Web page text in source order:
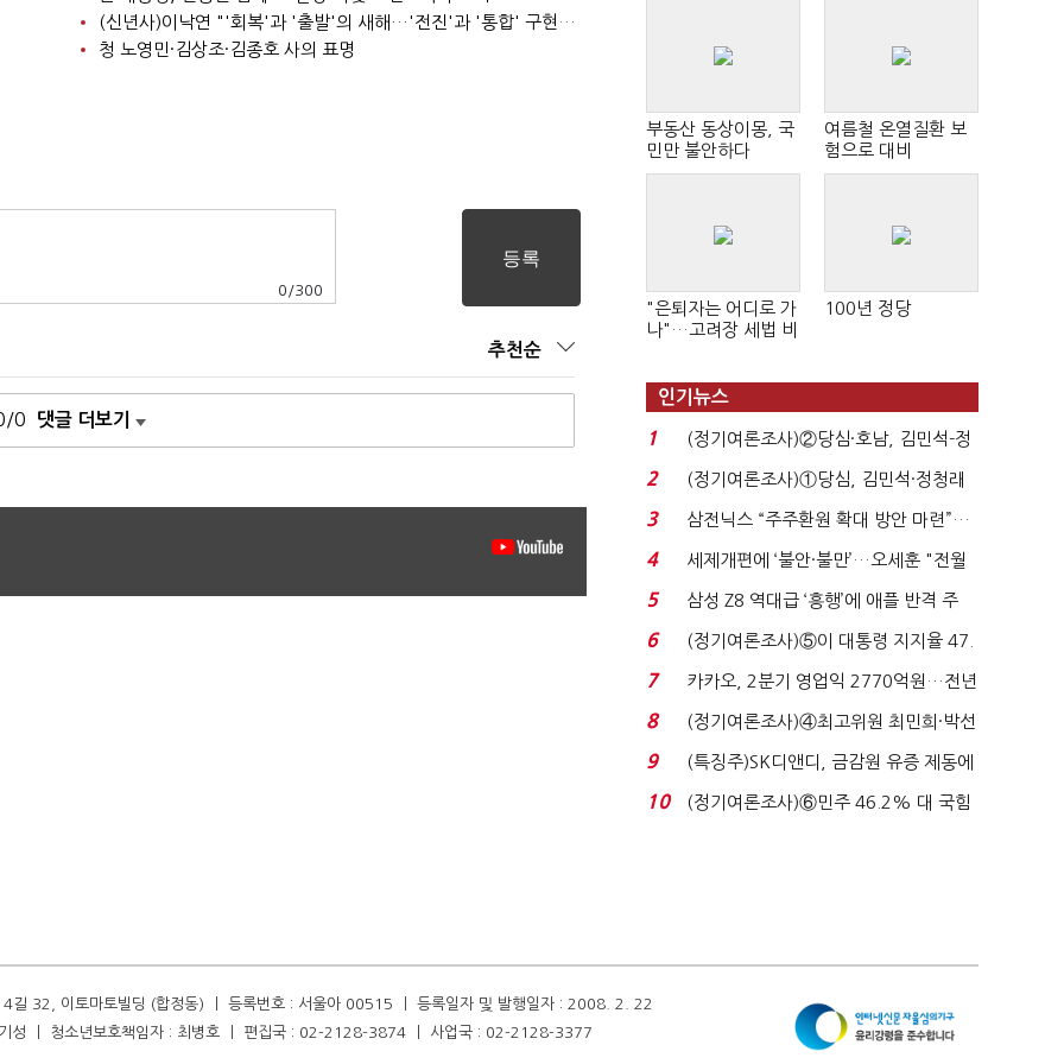
(신년사)이낙연 "'회복'과 '출발'의 새해…'전진'과 '통합' 구현할 것"
청 노영민·김상조·김종호 사의 표명
0 /300
추천순
0 댓글 더보기
부동산 동상이몽, 국
민만 불안하다
여름철 온열질환 보
험으로 대비
"은퇴자는 어디로 가
나"…고려장 세법 비
100년 정당
인기뉴스
1
(정기여론조사)②당심·호남, 김민석-정
청래 '초접전'...
2
(정기여론조사)①당심, 김민석·정청래
'초접전'…대통령 ...
3
삼전닉스 “주주환원 확대 방안 마련”…
로이터에 성명...
4
세제개편에 ‘불안·불만’…오세훈 "전월
세 구하기 더 ...
5
삼성 Z8 역대급 ‘흥행’에 애플 반격 주
목…9월 ‘폴...
6
(정기여론조사)⑤이 대통령 지지율 47.
7%…일주일 만에 ...
7
카카오, 2분기 영업익 2770억원…전년
비 36% 증가...
8
(정기여론조사)④최고위원 최민희·박선
원 '양강'…서미...
9
(특징주)SK디앤디, 금감원 유증 제동에
장 초반 상한가...
10
(정기여론조사)⑥민주 46.2% 대 국힘
4길 32, 이토마토빌딩 (합정동) ㅣ 등록번호 : 서울아 00515 ㅣ 등록일자 및 발행일자 : 2008. 2. 22
성 ㅣ 청소년보호책임자 : 최병호 ㅣ 편집국 : 02-2128-3874 ㅣ 사업국 : 02-2128-3377